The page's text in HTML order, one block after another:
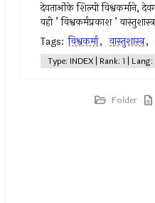
देवताओंके शिल्पी विश्वकर्माने,
वही ’ विश्वकर्मप्रकाश ’
Tags: विश्वकर्मा, वास्तुशास्त्र,
Type: INDEX | Rank: 1 |
Folder